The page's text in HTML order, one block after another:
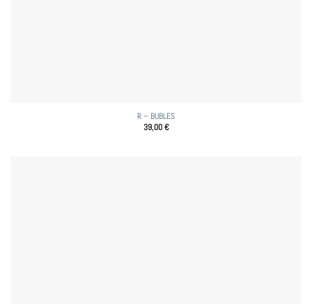
R – BUBLES
39,00€